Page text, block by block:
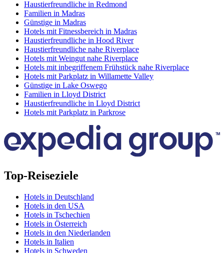
Haustierfreundliche in Redmond
Familien in Madras
Günstige in Madras
Hotels mit Fitnessbereich in Madras
Haustierfreundliche in Hood River
Haustierfreundliche nahe Riverplace
Hotels mit Weingut nahe Riverplace
Hotels mit inbegriffenem Frühstück nahe Riverplace
Hotels mit Parkplatz in Willamette Valley
Günstige in Lake Oswego
Familien in Lloyd District
Haustierfreundliche in Lloyd District
Hotels mit Parkplatz in Parkrose
Top-Reiseziele
Hotels in Deutschland
Hotels in den USA
Hotels in Tschechien
Hotels in Österreich
Hotels in den Niederlanden
Hotels in Italien
Hotels in Schweden